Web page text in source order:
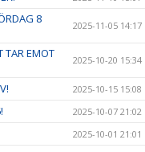
8
2025-11-05 14:17
TAR EMOT
2025-10-20 15:34
2025-10-15 15:08
2025-10-07 21:02
2025-10-01 21:01